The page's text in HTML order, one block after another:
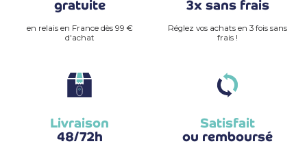
gratuite
en relais en France dès 99 €
d'achat
3x sans frais
Réglez vos achats en 3 fois sans
frais !
Livraison
48/72h
Satisfait
ou remboursé